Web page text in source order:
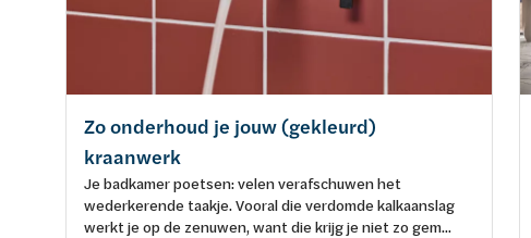
Zo onderhoud je jouw (gekleurd)
kraanwerk
Je badkamer poetsen: velen verafschuwen het
wederkerende taakje. Vooral die verdomde kalkaanslag
werkt je op de zenuwen, want die krijg je niet zo gem...